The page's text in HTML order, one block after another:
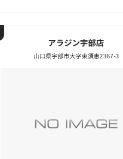
アラジン宇部店
山口県宇部市大字東須恵2367-3